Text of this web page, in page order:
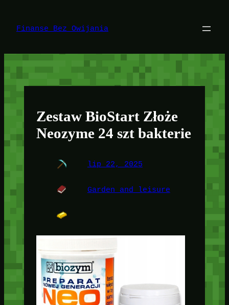
treści
Finanse Bez Owijania
Zestaw BioStart Złoże
Neozyme 24 szt bakterie
lip 22, 2025
Garden and leisure